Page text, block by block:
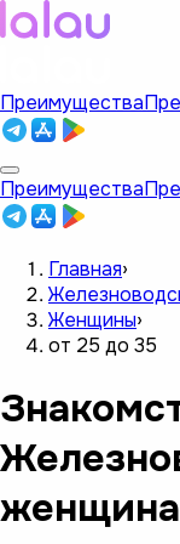
Преимущества
Преимущества
Главная›
Женщины›
от 25 до 35